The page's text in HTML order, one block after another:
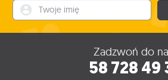
Zadzwoń do
58 728 49